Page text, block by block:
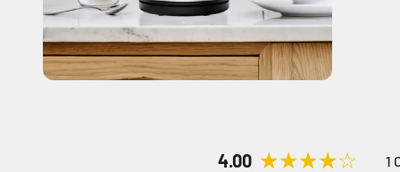
4.00 1